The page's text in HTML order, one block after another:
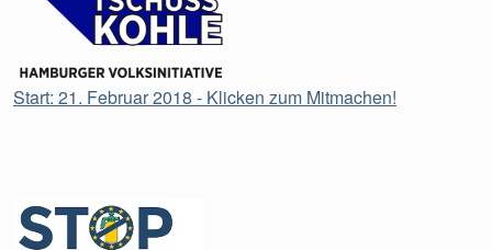
Start: 21. Februar 2018 - Klicken zum Mitmachen!